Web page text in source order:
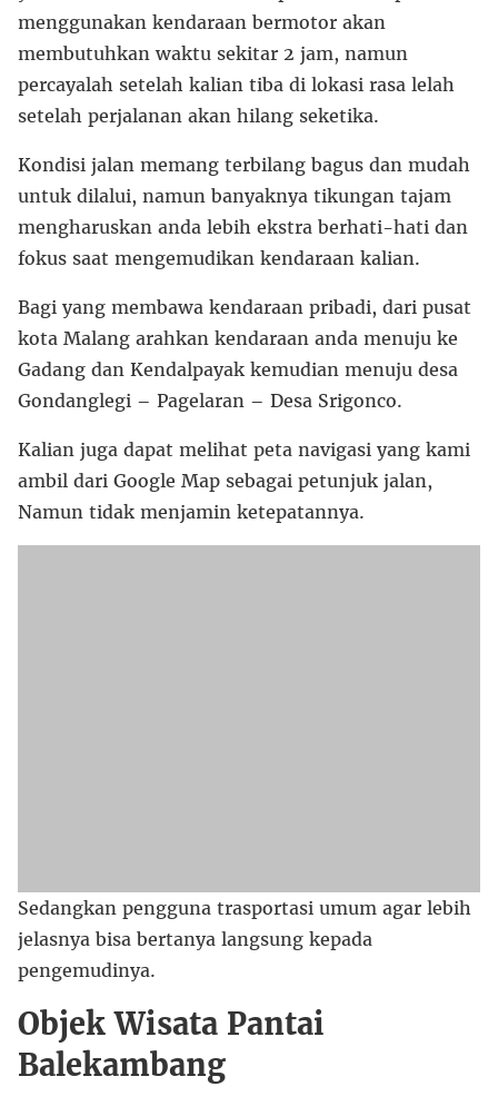
menggunakan kendaraan bermotor akan
membutuhkan waktu sekitar 2 jam, namun
percayalah setelah kalian tiba di lokasi rasa lelah
setelah perjalanan akan hilang seketika.
Kondisi jalan memang terbilang bagus dan mudah
untuk dilalui, namun banyaknya tikungan tajam
mengharuskan anda lebih ekstra berhati-hati dan
fokus saat mengemudikan kendaraan kalian.
Bagi yang membawa kendaraan pribadi, dari pusat
kota Malang arahkan kendaraan anda menuju ke
Gadang dan Kendalpayak kemudian menuju desa
Gondanglegi – Pagelaran – Desa Srigonco.
Kalian juga dapat melihat peta navigasi yang kami
ambil dari Google Map sebagai petunjuk jalan,
Namun tidak menjamin ketepatannya.
Sedangkan pengguna trasportasi umum agar lebih
jelasnya bisa bertanya langsung kepada
pengemudinya.
Objek Wisata Pantai
Balekambang